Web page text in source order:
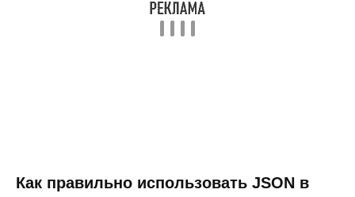
Как правильно использовать JSON в